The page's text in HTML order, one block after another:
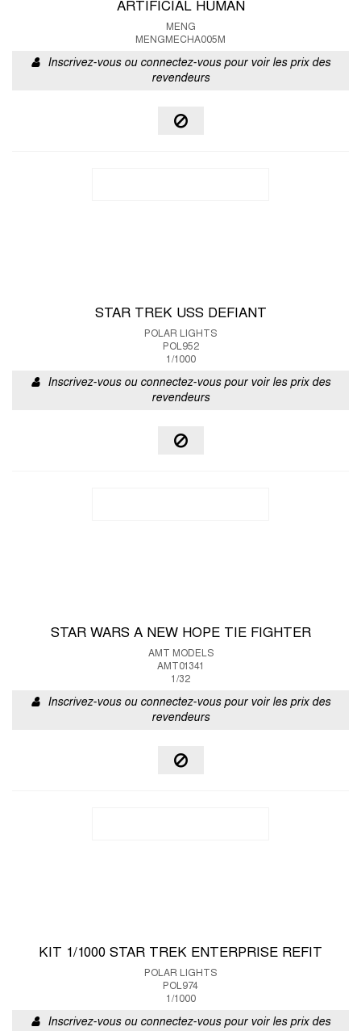
ARTIFICIAL HUMAN
MENG
MENGMECHA005M
Inscrivez-vous ou connectez-vous pour voir les prix des
revendeurs
STAR TREK USS DEFIANT
POLAR LIGHTS
POL952
1/1000
Inscrivez-vous ou connectez-vous pour voir les prix des
revendeurs
STAR WARS A NEW HOPE TIE FIGHTER
AMT MODELS
AMT01341
1/32
Inscrivez-vous ou connectez-vous pour voir les prix des
revendeurs
KIT 1/1000 STAR TREK ENTERPRISE REFIT
POLAR LIGHTS
POL974
1/1000
Inscrivez-vous ou connectez-vous pour voir les prix des